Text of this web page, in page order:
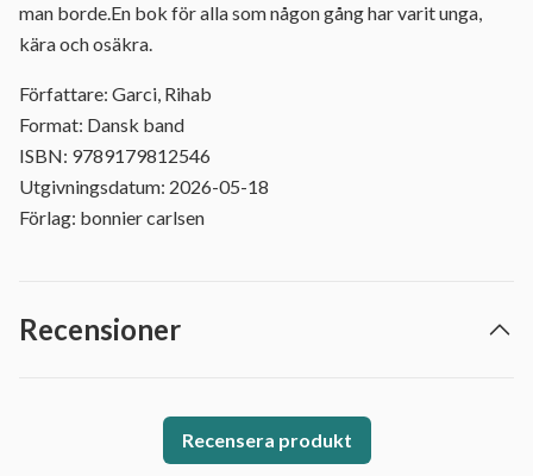
man borde.En bok för alla som någon gång har varit unga,
kära och osäkra.
Författare: Garci, Rihab
Format: Dansk band
ISBN: 9789179812546
Utgivningsdatum: 2026-05-18
Förlag: bonnier carlsen
Recensioner
Recensera produkt